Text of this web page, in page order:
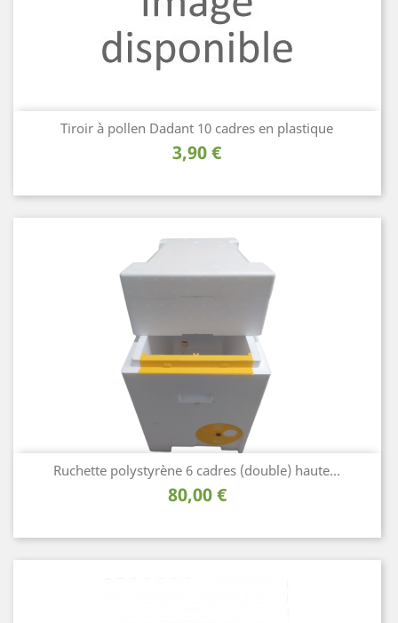
Tiroir à pollen Dadant 10 cadres en plastique
Prix
3,90 €
Ruchette polystyrène 6 cadres (double) haute...
Prix
80,00 €